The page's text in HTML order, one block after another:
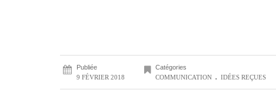
Publiée
9 FÉVRIER 2018
Catégories
COMMUNICATION . IDÉES REÇUES